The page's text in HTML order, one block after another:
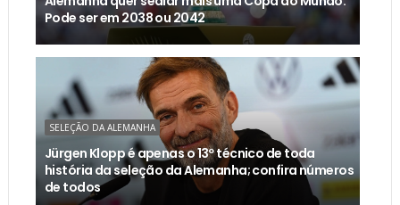
Pode ser em 2038 ou 2042
SELEÇÃO DA ALEMANHA
Jürgen Klopp é apenas o 13º técnico de toda
história da seleção da Alemanha; confira números
de todos